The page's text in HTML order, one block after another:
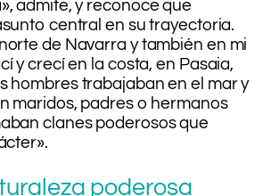
admite, y reconoce que
central en su trayectoria.
de Navarra y también en mi
y crecí en la costa, en Pasaia,
hombres trabajaban en el mar y
maridos, padres o hermanos
clanes poderosos que
poderosa